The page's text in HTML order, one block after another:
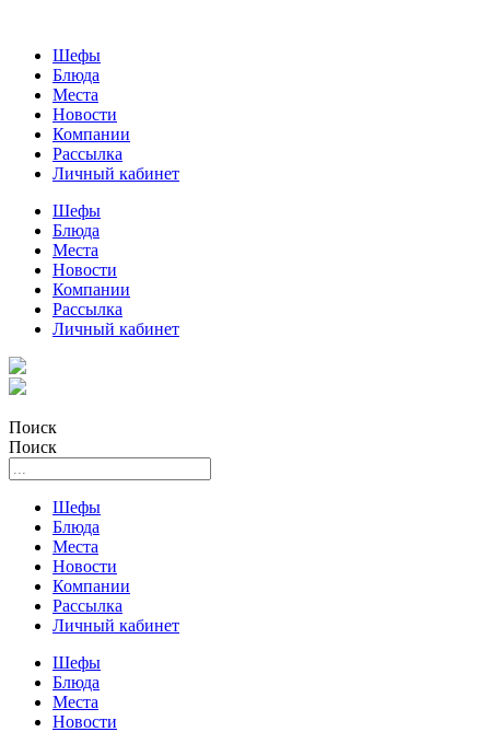
Шефы
Блюда
Места
Новости
Компании
Рассылка
Личный кабинет
Шефы
Блюда
Места
Новости
Компании
Рассылка
Личный кабинет
Поиск
Поиск
Шефы
Блюда
Места
Новости
Компании
Рассылка
Личный кабинет
Шефы
Блюда
Места
Новости